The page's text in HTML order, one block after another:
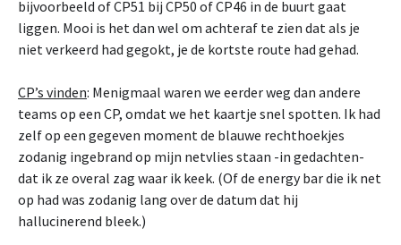
bijvoorbeeld of CP51 bij CP50 of CP46 in de buurt gaat
liggen. Mooi is het dan wel om achteraf te zien dat als je
niet verkeerd had gegokt, je de kortste route had gehad.
CP’s vinden: Menigmaal waren we eerder weg dan andere
teams op een CP, omdat we het kaartje snel spotten. Ik had
zelf op een gegeven moment de blauwe rechthoekjes
zodanig ingebrand op mijn netvlies staan -in gedachten-
dat ik ze overal zag waar ik keek. (Of de energy bar die ik net
op had was zodanig lang over de datum dat hij
hallucinerend bleek.)